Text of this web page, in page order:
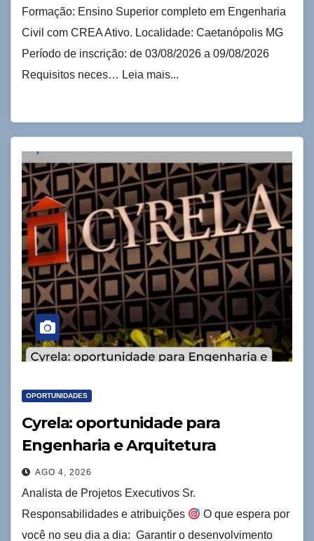
Formação: Ensino Superior completo em Engenharia
Civil com CREA Ativo. Localidade: Caetanópolis MG
Período de inscrição: de 03/08/2026 a 09/08/2026
Requisitos neces… Leia mais...
OPORTUNIDADES
Cyrela: oportunidade para
Engenharia e Arquitetura
AGO 4, 2026
Analista de Projetos Executivos Sr.
Responsabilidades e atribuições
O que espera por
você no seu dia a dia: Garantir o desenvolvimento